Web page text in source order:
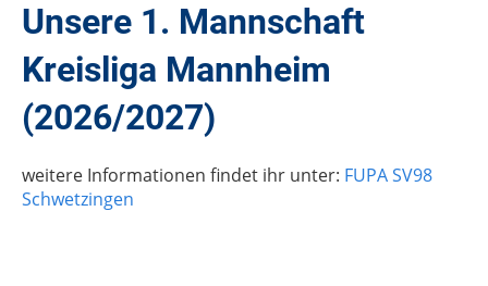
Unsere 1. Mannschaft
Kreisliga Mannheim
(2026/2027)
weitere Informationen findet ihr unter: FUPA SV98
Schwetzingen